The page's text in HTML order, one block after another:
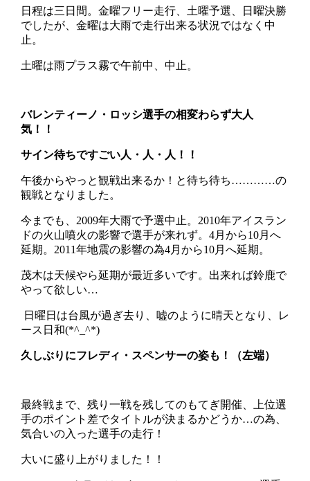
日程は三日間。金曜フリー走行、土曜予選、日曜決勝
でしたが、金曜は大雨で走行出来る状況ではなく中
止。
土曜は雨プラス霧で午前中、中止。
バレンティーノ・ロッシ選手の相変わらず大人
気！！
サイン待ちですごい人・人・人！！
午後からやっと観戦出来るか！と待ち待ち…………の
観戦となりました。
今までも、2009年大雨で予選中止。2010年アイスラン
ドの火山噴火の影響で選手が来れず。4月から10月へ
延期。2011年地震の影響の為4月から10月へ延期。
茂木は天候やら延期が最近多いです。出来れば鈴鹿で
やって欲しい…
日曜日は台風が過ぎ去り、嘘のように晴天となり、レ
ース日和(*^_^*)
久しぶりにフレディ・スペンサーの姿も！（左端）
最終戦まで、残り一戦を残してのもてぎ開催、上位選
手のポイント差でタイトルが決まるかどうか…の為、
気合いの入った選手の走行！
大いに盛り上がりました！！